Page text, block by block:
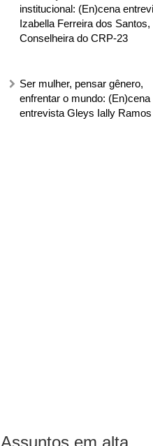
institucional: (En)cena
Izabella Ferreira dos Santos,
Conselheira do CRP-23
Ser mulher, pensar gênero,
enfrentar o mundo: (En)cena
entrevista Gleys Ially Ramos